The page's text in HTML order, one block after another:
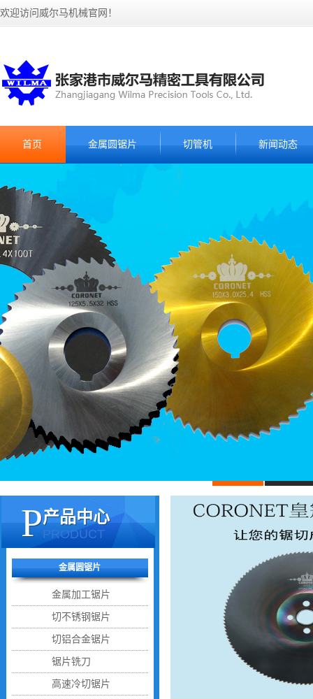
欢迎访问威尔马机械官网！
首页 金属圆锯片 切管机 新闻动态
P产品中心
PRODUCT
金属圆锯片
金属加工锯片
切不锈钢锯片
切铝合金锯片
锯片铣刀
高速冷切锯片